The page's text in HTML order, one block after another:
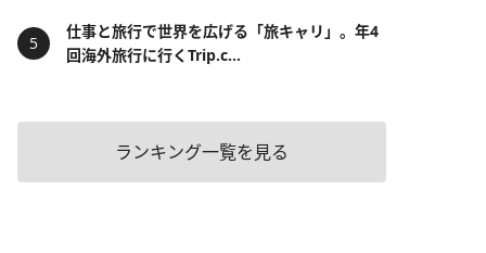
仕事と旅行で世界を広げる「旅キャリ」。年4
回海外旅行に行くTrip.c...
ランキング一覧を見る